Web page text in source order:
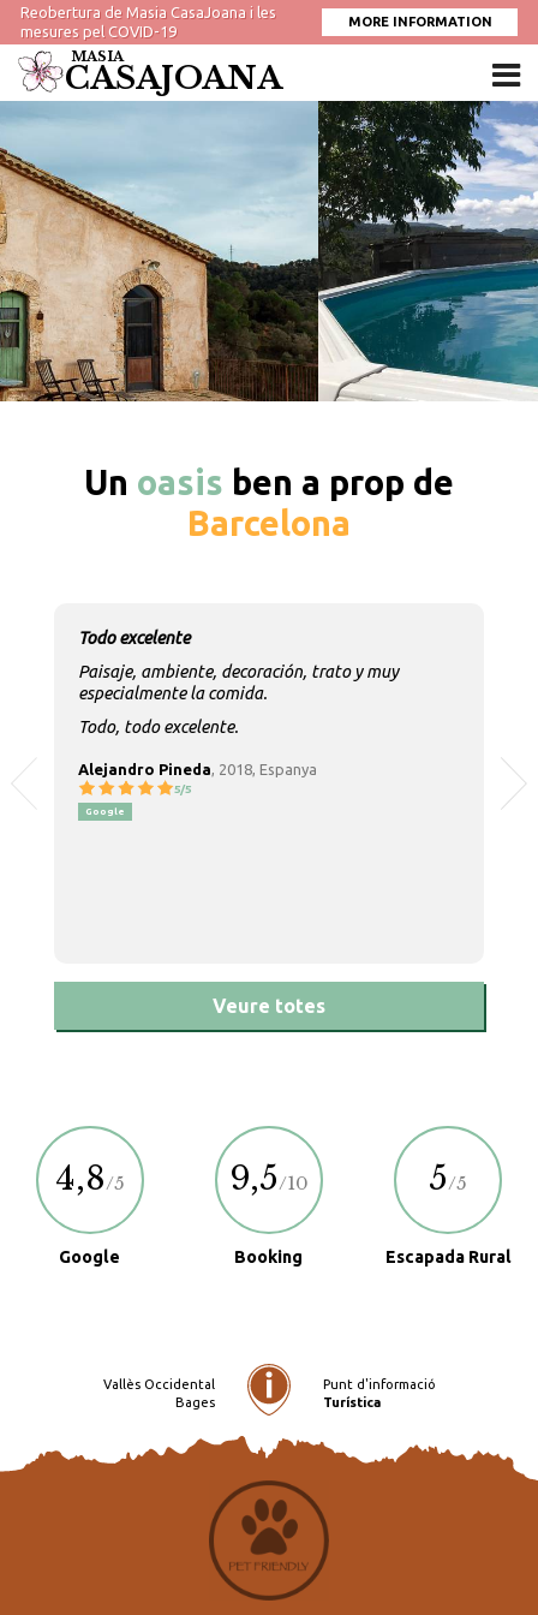
Reobertura de Masia CasaJoana i les
mesures pel COVID-19
MORE INFORMATION
MASIA
CASAJOANA
Un oasis ben a prop de
Barcelona
Todo excelente
Paisaje, ambiente, decoración, trato y muy
especialmente la comida.
Todo, todo excelente.
Alejandro Pineda, 2018, Espanya
5/5
Google
Veure totes
4,8/5
Google
9,5/10
Booking
5/5
Escapada Rural
Vallès Occidental
Bages
Punt d'informació
Turística